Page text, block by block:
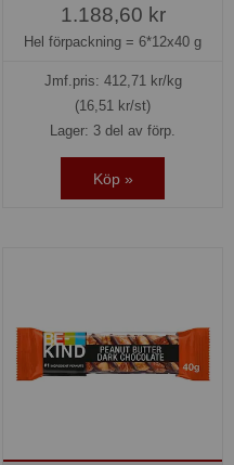
1.188,60 kr
Hel förpackning = 6*12x40 g
Jmf.pris: 412,71kr/kg
(16,51 kr/st)
Lager: 3 del av förp.
Köp »